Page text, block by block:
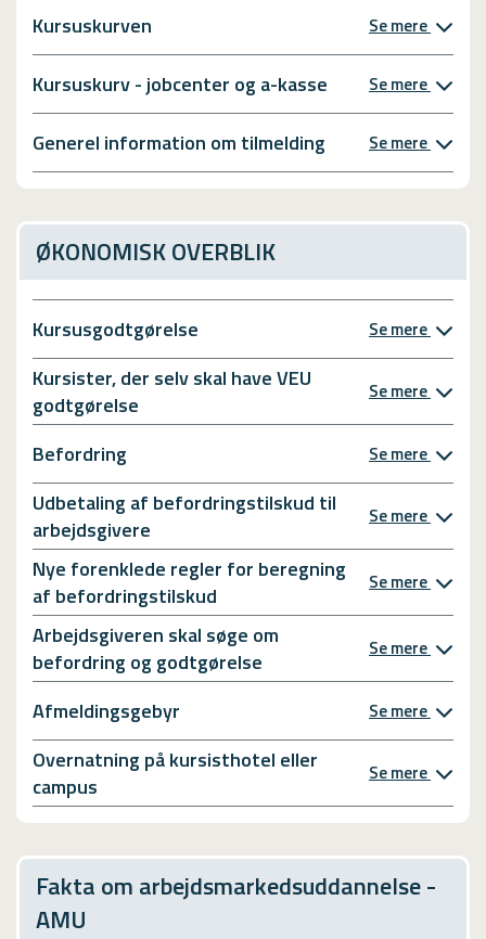
Kursuskurven Se mere
Kursuskurv - jobcenter og a-kasse Se mere
Generel information om tilmelding Se mere
ØKONOMISK OVERBLIK
Kursusgodtgørelse Se mere
Kursister, der selv skal have VEU
godtgørelse
Se mere
Befordring Se mere
Udbetaling af befordringstilskud til
arbejdsgivere
Se mere
Nye forenklede regler for beregning
af befordringstilskud
Se mere
Arbejdsgiveren skal søge om
befordring og godtgørelse
Se mere
Afmeldingsgebyr Se mere
Overnatning på kursisthotel eller
campus
Se mere
Fakta om arbejdsmarkedsuddannelse -
AMU